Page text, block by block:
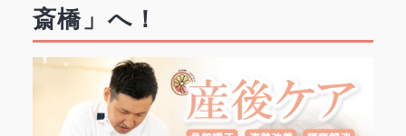
斎橋」へ！